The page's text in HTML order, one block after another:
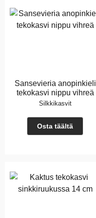
Sansevieria anopinkieli
tekokasvi nippu vihreä
Silkkikasvit
Osta täältä